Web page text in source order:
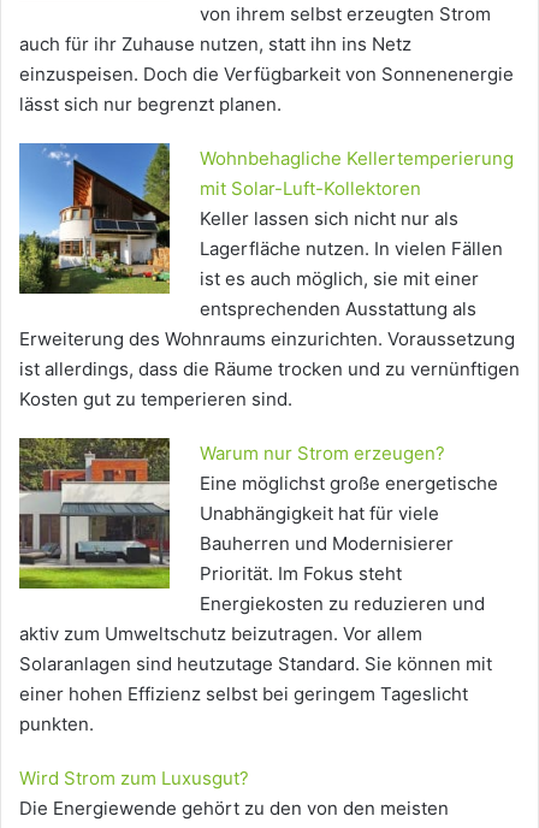
von ihrem selbst erzeugten Strom
auch für ihr Zuhause nutzen, statt ihn ins Netz
einzuspeisen. Doch die Verfügbarkeit von Sonnenenergie
lässt sich nur begrenzt planen.
Wohnbehagliche Kellertemperierung
mit Solar-Luft-Kollektoren
Keller lassen sich nicht nur als
Lagerfläche nutzen. In vielen Fällen
ist es auch möglich, sie mit einer
entsprechenden Ausstattung als
Erweiterung des Wohnraums einzurichten. Voraussetzung
ist allerdings, dass die Räume trocken und zu vernünftigen
Kosten gut zu temperieren sind.
Warum nur Strom erzeugen?
Eine möglichst große energetische
Unabhängigkeit hat für viele
Bauherren und Modernisierer
Priorität. Im Fokus steht
Energiekosten zu reduzieren und
aktiv zum Umweltschutz beizutragen. Vor allem
Solaranlagen sind heutzutage Standard. Sie können mit
einer hohen Effizienz selbst bei geringem Tageslicht
punkten.
Wird Strom zum Luxusgut?
Die Energiewende gehört zu den von den meisten